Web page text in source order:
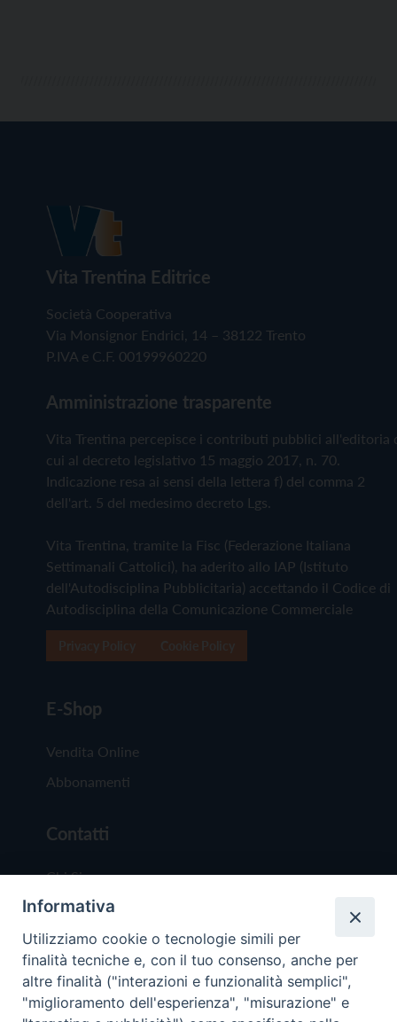
Vita Trentina Editrice
Società Cooperativa
Via Monsignor Endrici, 14 – 38122 Trento
P.IVA e C.F. 00199960220
Amministrazione trasparente
Vita Trentina percepisce i contributi pubblici all'editoria
cui al decreto legislativo 15 maggio 2017, n. 70.
Indicazione resa ai sensi della lettera f) del comma 2
dell'art. 5 del medesimo decreto Lgs.
Vita Trentina, tramite la Fisc (Federazione Italiana
Settimanali Cattolici), ha aderito allo IAP (Istituto
dell'Autodisciplina Pubblicitaria) accettando il Codice di
Autodisciplina della Comunicazione Commerciale
E-Shop
Vendita Online
Abbonamenti
Contatti
Chi Siamo
Redazione
Scrivici
Informativa
Utilizziamo cookie o tecnologie simili per
finalità tecniche e, con il tuo consenso, anche per
altre finalità ("interazioni e funzionalità semplici",
"miglioramento dell'esperienza", "misurazione" e